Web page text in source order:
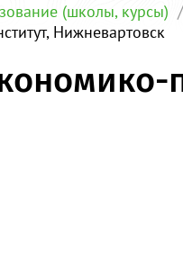
(школы, курсы)
Нижневартовск